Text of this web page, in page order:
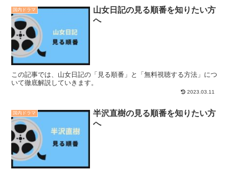
国内ドラマ
山女日記の見る順番を知りたい方
へ
この記事では、山女日記の「見る順番」と「無料視聴する方法」につ
いて徹底解説していきます。
2023.03.11
国内ドラマ
半沢直樹の見る順番を知りたい方
へ